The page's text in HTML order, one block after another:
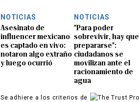
NOTICIAS
Asesinato de
influencer mexicano
es captado en vivo:
notaron algo extraño
y luego ocurrió
NOTICIAS
"Para poder
sobrevivir, hay que
prepararse":
ciudadanos se
movilizan ante el
racionamiento de
agua
Se adhiere a los criterios de